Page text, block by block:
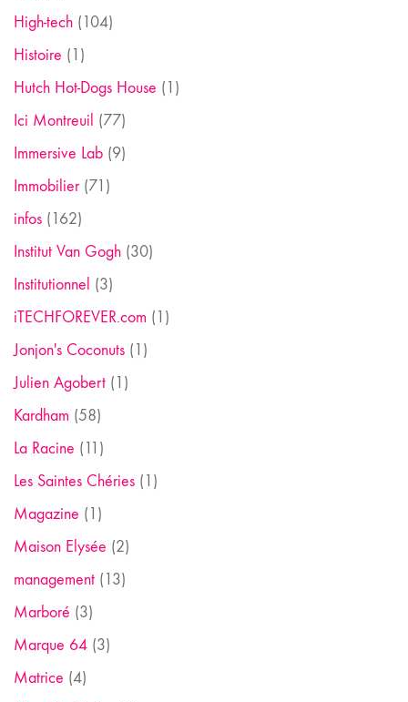
High-tech (104)
Histoire (1)
Hutch Hot-Dogs House (1)
Ici Montreuil (77)
Immersive Lab (9)
Immobilier(71)
infos (162)
Institut Van Gogh (30)
Institutionnel (3)
iTECHFOREVER.com (1)
Jonjon's Coconuts (1)
Julien Agobert (1)
Kardham (58)
La Racine (11)
Les Saintes Chéries (1)
Magazine (1)
Maison Elysée (2)
management (13)
Marboré (3)
Marque 64 (3)
Matrice (4)